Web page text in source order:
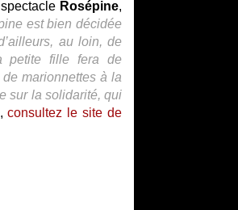
Rosépine,
est bien décidée
au loin, de
petite fille fera de
marionnettes à la
sur la solidarité, qui
consultez le site de